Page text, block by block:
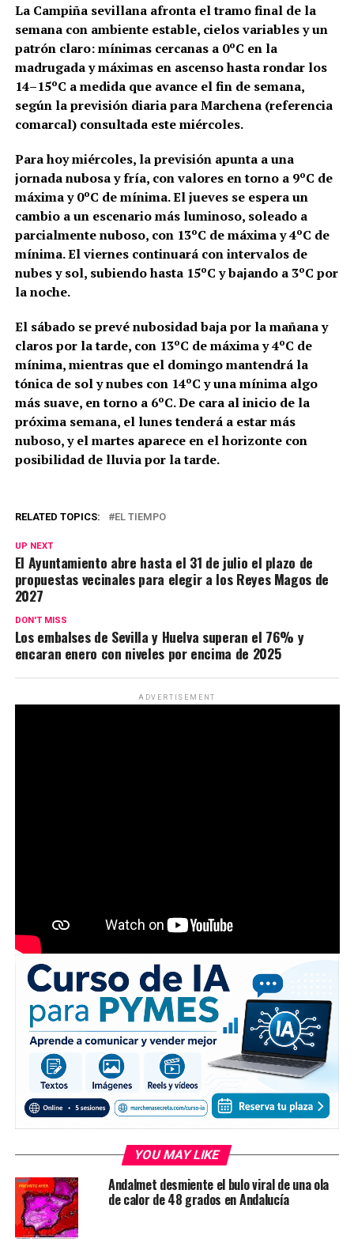
La Campiña sevillana afronta el tramo final de la
semana con ambiente estable, cielos variables y un
patrón claro: mínimas cercanas a 0ºC en la
madrugada y máximas en ascenso hasta rondar los
14–15ºC a medida que avance el fin de semana,
según la previsión diaria para Marchena (referencia
comarcal) consultada este miércoles.
Para hoy miércoles, la previsión apunta a una
jornada nubosa y fría, con valores en torno a 9ºC de
máxima y 0ºC de mínima. El jueves se espera un
cambio a un escenario más luminoso, soleado a
parcialmente nuboso, con 13ºC de máxima y 4ºC de
mínima. El viernes continuará con intervalos de
nubes y sol, subiendo hasta 15ºC y bajando a 3ºC por
la noche.
El sábado se prevé nubosidad baja por la mañana y
claros por la tarde, con 13ºC de máxima y 4ºC de
mínima, mientras que el domingo mantendrá la
tónica de sol y nubes con 14ºC y una mínima algo
más suave, en torno a 6ºC. De cara al inicio de la
próxima semana, el lunes tenderá a estar más
nuboso, y el martes aparece en el horizonte con
posibilidad de lluvia por la tarde.
RELATED TOPICS: EL TIEMPO
UP NEXT
El Ayuntamiento abre hasta el 31 de julio el plazo de
propuestas vecinales para elegir a los Reyes Magos de
2027
DON'T MISS
Los embalses de Sevilla y Huelva superan el 76% y
encaran enero con niveles por encima de 2025
ADVERTISEMENT
YOU MAY LIKE
Andalmet desmiente el bulo viral de una ola
de calor de 48 grados en Andalucía